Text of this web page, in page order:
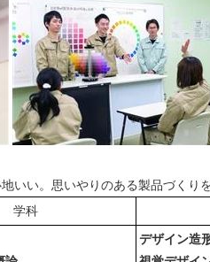
いい。思いやりのある製品づくり
学科
デザイン造